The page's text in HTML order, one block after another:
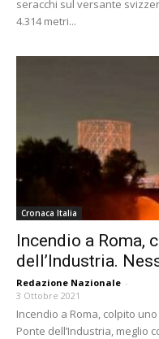
seracchi sul versante
4.314 metri...
Cronaca Italia
Incendio a Roma,
dell’Industria.
Redazione Nazionale -
3 Ottobre 2021
Incendio a Roma, colpito
Ponte dell’Industria, meglio